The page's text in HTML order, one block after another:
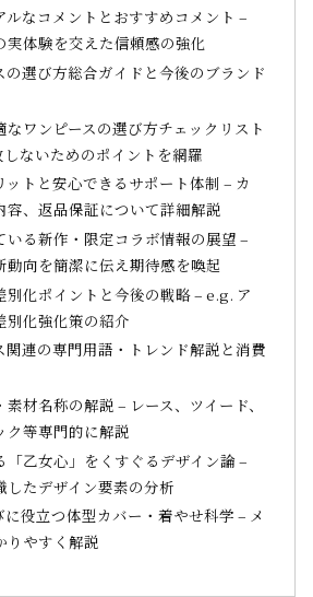
ルなコメントとおすすめコメント –
実体験を交えた信頼感の強化
選び方総合ガイドと今後のブランド
なワンピースの選び方チェックリスト
ないためのポイントを網羅
ットと安心できるサポート体制 – カ
容、返品保証について詳細解説
いる新作・限定コラボ情報の展望 –
動向を簡潔に伝え期待感を喚起
別化ポイントと今後の戦略 – e.g. ア
別化強化策の紹介
連の専門用語・トレンド解説と消費
素材名称の解説 – レース、ツイード、
ク等専門的に解説
「乙女心」をくすぐるデザイン論 –
したデザイン要素の分析
に役立つ体型カバー・着やせ科学 – メ
りやすく解説